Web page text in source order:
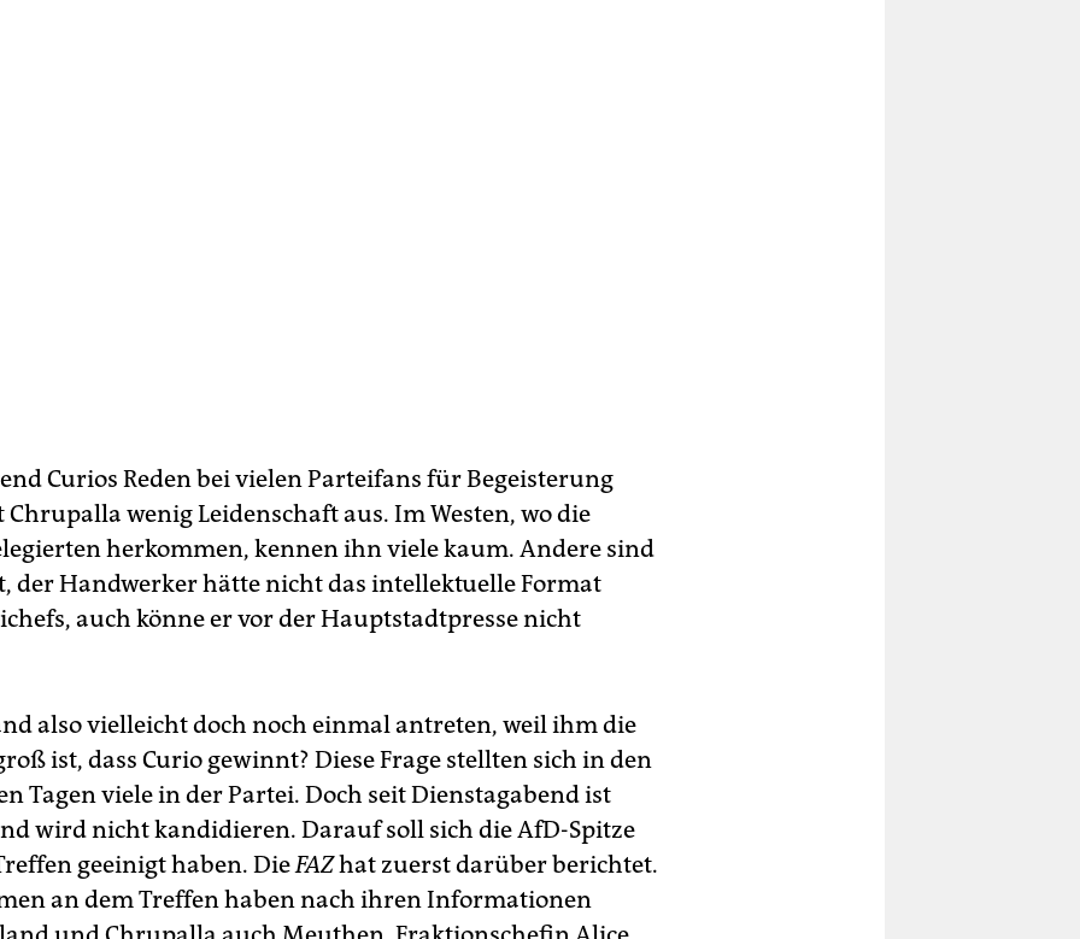
Curios Reden bei vielen Parteifans für Begeisterung
Chrupalla wenig Leidenschaft aus. Im Westen, wo die
herkommen, kennen ihn viele kaum. Andere sind
der Handwerker hätte nicht das intellektuelle Format
auch könne er vor der Hauptstadtpresse nicht
also vielleicht doch noch einmal antreten, weil ihm die
ist, dass Curio gewinnt? Diese Frage stellten sich in den
Tagen viele in der Partei. Doch seit Dienstagabend ist
wird nicht kandidieren. Darauf soll sich die AfD-Spitze
geeinigt haben. DieFAZhat zuerst darüber berichtet.
an dem Treffen haben nach ihren Informationen